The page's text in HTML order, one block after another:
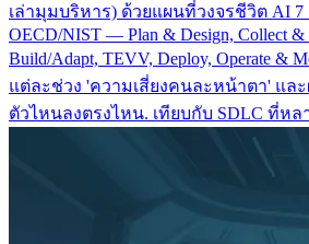
เล่ามุมบริหาร) ด้วยแผนที่วงจรชีวิต AI 7
OECD/NIST — Plan & Design, Collect &
Build/Adapt, TEVV, Deploy, Operate &
แต่ละช่วง 'ความเสี่ยงคนละหน้าตา' และ
ตัวไหนลงตรงไหน. เทียบกับ SDLC ที่ห